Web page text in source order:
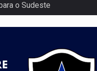
o Sudeste
de tortur@